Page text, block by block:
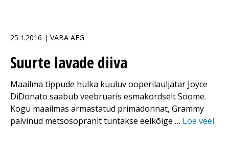
25.1.2016 | VABA AEG
Suurte lavade diiva
Maailma tippude hulka kuuluv ooperilauljatar Joyce
DiDonato saabub veebruaris esmakordselt Soome.
Kogu maailmas armastatud primadonnat, Grammy
pälvinud metsosopranit tuntakse eelkõige … Loe veel